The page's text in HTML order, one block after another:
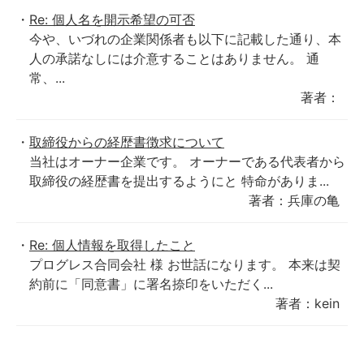
Re: 個人名を開示希望の可否
今や、いづれの企業関係者も以下に記載した通り、本
人の承諾なしには介意することはありません。 通
常、...
著者：
取締役からの経歴書徴求について
当社はオーナー企業です。 オーナーである代表者から
取締役の経歴書を提出するようにと 特命がありま...
著者：兵庫の亀
Re: 個人情報を取得したこと
プログレス合同会社 様 お世話になります。 本来は契
約前に「同意書」に署名捺印をいただく...
著者：kein